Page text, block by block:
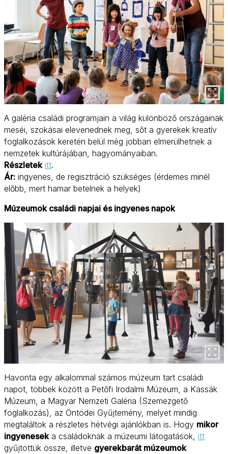
A galéria családi programjain a világ különböző országainak
meséi, szokásai elevenednek meg, sőt a gyerekek kreatív
foglalkozások keretén belül még jobban elmerülhetnek a
nemzetek kultúrájában, hagyományaiban.
Részletek itt.
Ár: ingyenes, de regisztráció szükséges (érdemes minél
előbb, mert hamar betelnek a helyek)
Múzeumok családi napjai és ingyenes napok
Havonta egy alkalommal számos múzeum tart családi
napot, többek között a Petőfi Irodalmi Múzeum, a Kassák
Múzeum, a Magyar Nemzeti Galéria (Szemezgető
foglalkozás), az Öntödei Gyűjtemény, melyet mindig
megtaláltok a részletes hétvégi ajánlókban is. Hogy mikor
ingyeneseka családoknak a múzeumi látogatások, itt
gyűjtöttük össze, illetve gyerekbarát múzeumok